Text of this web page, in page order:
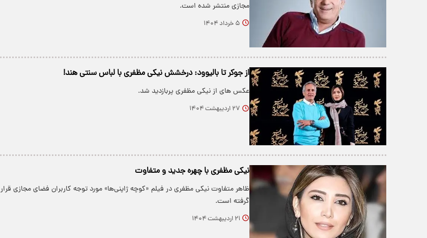
مجازی منتشر شده است.
۵ خرداد ۱۴۰۴
از جوکر تا بالیوود: درخشش نیکی مظفری با لباس سنتی هند!
عکس های از نیکی مظفری پربازدید شد.
۲۷ اردیبهشت ۱۴۰۴
نیکی مظفری با چهره جدید و متفاوت
ظاهر متفاوت نیکی مظفری در فیلم «کوچه ژاپنی‌ها» مورد توجه کاربران فضای مجازی قرار
گرفته است.
۲۱ اردیبهشت ۱۴۰۴